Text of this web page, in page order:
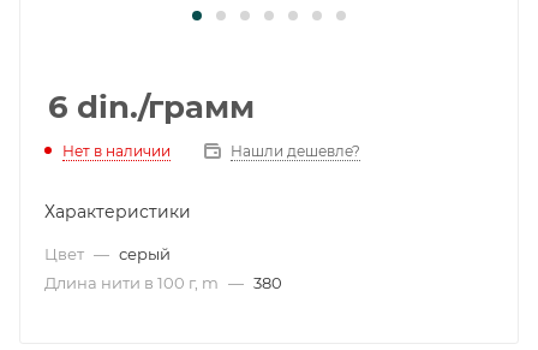
6 din./грамм
Нет в наличии Нашли дешевле?
Характеристики
Цвет — серый
Длина нити в 100 г, m — 380